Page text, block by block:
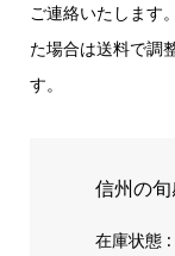
ご連絡いたします
た場合は送料で調
す。
信州の旬
在庫状態 :